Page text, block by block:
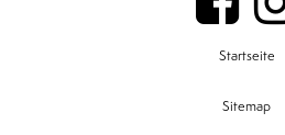
Startseite
Sitemap